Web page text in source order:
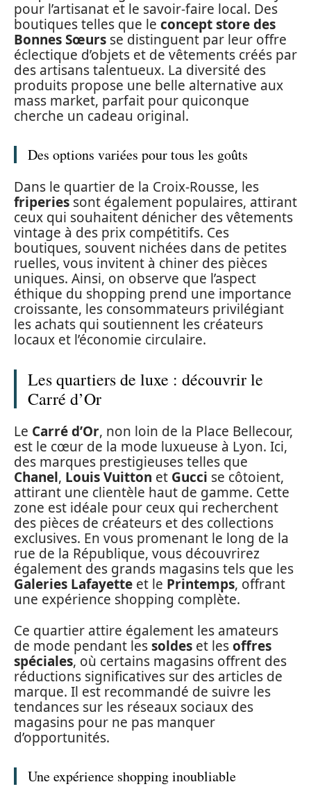
pour l’artisanat et le savoir-faire local. Des
boutiques telles que le concept store des
Bonnes Sœurs se distinguent par leur offre
éclectique d’objets et de vêtements créés par
des artisans talentueux. La diversité des
produits propose une belle alternative aux
mass market, parfait pour quiconque
cherche un cadeau original.
Des options variées pour tous les goûts
Dans le quartier de la Croix-Rousse, les
friperies sont également populaires, attirant
ceux qui souhaitent dénicher des vêtements
vintage à des prix compétitifs. Ces
boutiques, souvent nichées dans de petites
ruelles, vous invitent à chiner des pièces
uniques. Ainsi, on observe que l’aspect
éthique du shopping prend une importance
croissante, les consommateurs privilégiant
les achats qui soutiennent les créateurs
locaux et l’économie circulaire.
Les quartiers de luxe : découvrir le
Carré d’Or
Le Carré d’Or, non loin de la Place Bellecour,
est le cœur de la mode luxueuse à Lyon. Ici,
des marques prestigieuses telles que
Chanel, Louis Vuitton et Gucci se côtoient,
attirant une clientèle haut de gamme. Cette
zone est idéale pour ceux qui recherchent
des pièces de créateurs et des collections
exclusives. En vous promenant le long de la
rue de la République, vous découvrirez
également des grands magasins tels que les
Galeries Lafayette et le Printemps, offrant
une expérience shopping complète.
Ce quartier attire également les amateurs
de mode pendant lessoldes et lesoffres
spéciales, où certains magasins offrent des
réductions significatives sur des articles de
marque. Il est recommandé de suivre les
tendances sur les réseaux sociaux des
magasins pour ne pas manquer
d’opportunités.
Une expérience shopping inoubliable